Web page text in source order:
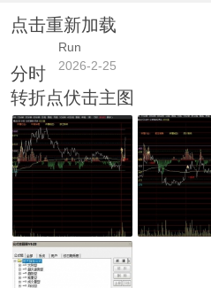
点击重新加载
Run
2026-2-25
分时
转折点伏击主图